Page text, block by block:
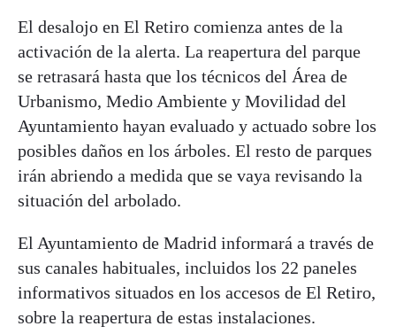
El desalojo en El Retiro comienza antes de la
activación de la alerta. La reapertura del parque
se retrasará hasta que los técnicos del Área de
Urbanismo, Medio Ambiente y Movilidad del
Ayuntamiento hayan evaluado y actuado sobre los
posibles daños en los árboles. El resto de parques
irán abriendo a medida que se vaya revisando la
situación del arbolado.
El Ayuntamiento de Madrid informará a través de
sus canales habituales, incluidos los 22 paneles
informativos situados en los accesos de El Retiro,
sobre la reapertura de estas instalaciones.